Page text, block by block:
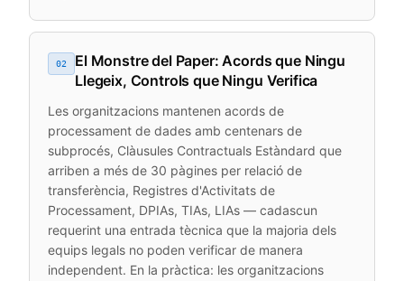
02
El Monstre del Paper: Acords que Ningu
Llegeix, Controls que Ningu Verifica
Les organitzacions mantenen acords de
processament de dades amb centenars de
subprocés, Clàusules Contractuals Estàndard que
arriben a més de 30 pàgines per relació de
transferència, Registres d'Activitats de
Processament, DPIAs, TIAs, LIAs — cadascun
requerint una entrada tècnica que la majoria dels
equips legals no poden verificar de manera
independent. En la pràctica: les organitzacions